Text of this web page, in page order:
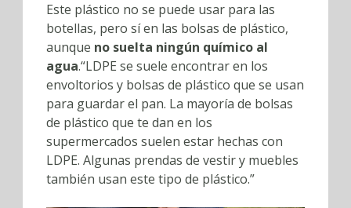
Este plástico no se puede usar para las
botellas, pero sí en las bolsas de plástico,
aunque no suelta ningún químico al
agua.“LDPE se suele encontrar en los
envoltorios y bolsas de plástico que se usan
para guardar el pan. La mayoría de bolsas
de plástico que te dan en los
supermercados suelen estar hechas con
LDPE. Algunas prendas de vestir y muebles
también usan este tipo de plástico.”